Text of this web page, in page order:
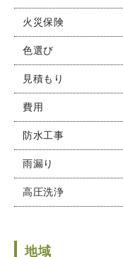
火災保険
色選び
見積もり
費用
防水工事
雨漏り
高圧洗浄
地域